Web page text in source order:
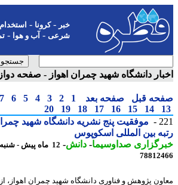
-کرونا-استخدام-
شرعی-آب و هوا-تماس
دانشگاه شهید چمران اهواز - صفحه
قبل صفحه بعد 1
2
3
4
5
6
7
8
14
15
16
17
18
19
20
موفقیت پنج نشریه دانشگاه شهید چمران
بین المللی اسکوپوس
صداوسیما-دانش -12 ماه پیش - شنبه 18 مرداد 1404، 14:45
پژوهش و فناوری دانشگاه شهید چمران اهواز، از